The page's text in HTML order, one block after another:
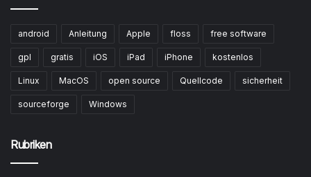
android Anleitung Apple floss free software
gpl gratis iOS iPad iPhone kostenlos
Linux MacOS open source Quellcode sicherheit
sourceforge Windows
Rubriken